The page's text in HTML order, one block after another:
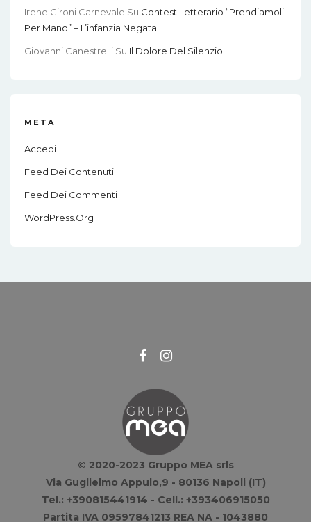
Irene Gironi Carnevale Su Contest Letterario “Prendiamoli
Per Mano” – L’infanzia Negata.
Giovanni Canestrelli Su Il Dolore Del Silenzio
META
Accedi
Feed Dei Contenuti
Feed Dei Commenti
WordPress.org
© 2020-2023 Gruppo MEA srls
Via Guglielmo Appulo,9 - 80136 Napoli (IT)
Tel.: +390815441914 - Cell.: +393406915050
Partita IVA 09597841213 REA NA - 1043880